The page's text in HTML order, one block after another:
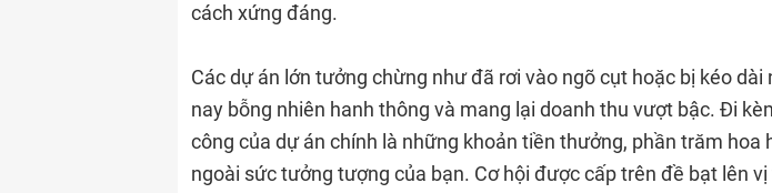
cách xứng đáng.
Các dự án lớn tưởng chừng như đã rơi vào ngõ cụt hoặc bị kéo dài
nay bỗng nhiên hanh thông và mang lại doanh thu vượt bậc. Đi
công của dự án chính là những khoản tiền thưởng, phần trăm hoa
ngoài sức tưởng tượng của bạn. Cơ hội được cấp trên đề bạt lên